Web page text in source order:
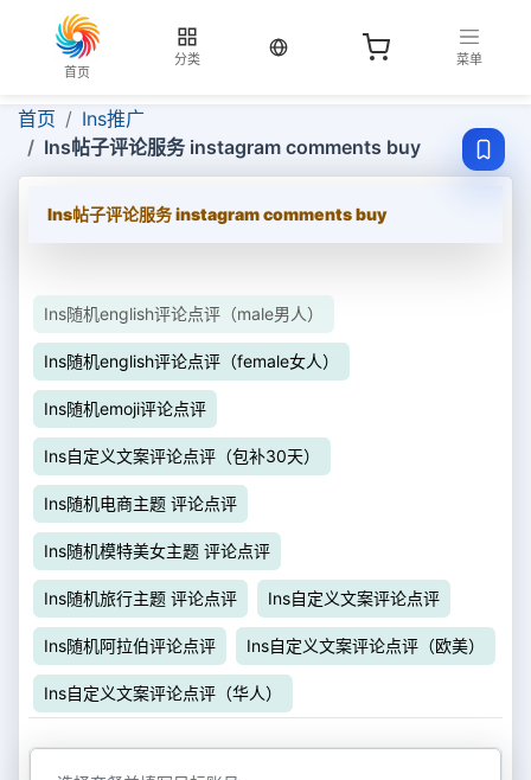
首页
分类
当前语言：中文
菜单
首页
Ins推广
Ins帖子评论服务 instagram comments buy
Ins帖子评论服务 instagram comments buy
Ins随机english评论点评（male男人）
Ins随机english评论点评（female女人）
Ins随机emoji评论点评
Ins自定义文案评论点评（包补30天）
Ins随机电商主题 评论点评
Ins随机模特美女主题 评论点评
Ins随机旅行主题 评论点评 Ins自定义文案评论点评
Ins随机阿拉伯评论点评 Ins自定义文案评论点评（欧美）
Ins自定义文案评论点评（华人）